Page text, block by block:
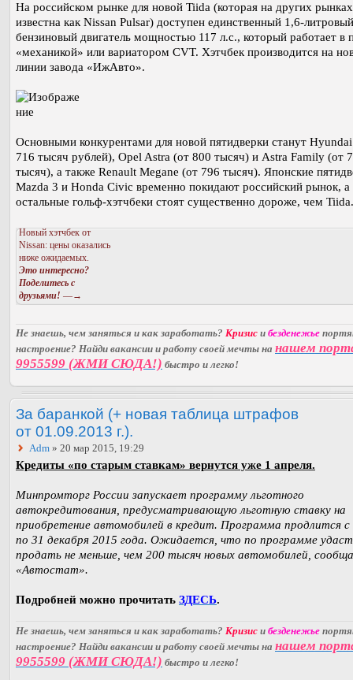
На российском рынке для новой Tiida (которая на других рынках
известна как Nissan Pulsar) доступен единственный 1,6-литровый
бензиновый двигатель мощностью 117 л.с., который работает в
«механикой» или вариатором CVT. Хэтчбек производится на
линии завода «ИжАвто».
Основными конкурентами для новой пятидверки станут
716 тысяч рублей), Opel Astra (от 800 тысяч) и Astra Family (от
тысяч), а также Renault Megane (от 796 тысяч). Японские
Mazda 3 и Honda Civic временно покидают российский рынок, а
остальные гольф-хэтчбеки стоят существенно дороже, чем Tiida.
Новый хэтчбек от
Nissan: цены оказались
ниже ожидаемых.
Это интересно?
Поделитесь с
друзьями! —→
Не знаешь, чем заняться и как заработать? Кризис и безденежье
настроение? Найди вакансии и работу своей мечты на нашем
9955599 (ЖМИ СЮДА!) быстро и легко!
За баранкой (+ новая таблица штрафов
от 01.09.2013 г.).
Adm » 20 мар 2015, 19:29
Кредиты «по старым ставкам» вернутся уже 1 апреля.
Минпромторг России запускает программу льготного
автокредитования, предусматривающую льготную ставку на
приобретение автомобилей в кредит. Программа продлится с
по 31 декабря 2015 года. Ожидается, что по программе
продать не меньше, чем 200 тысяч новых автомобилей,
«Автостат».
Подробней можно прочитать ЗДЕСЬ.
Не знаешь, чем заняться и как заработать? Кризис и безденежье
настроение? Найди вакансии и работу своей мечты на нашем
9955599 (ЖМИ СЮДА!) быстро и легко!